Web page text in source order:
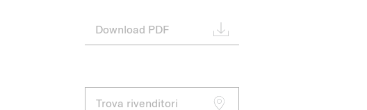
Download PDF
Trova rivenditori